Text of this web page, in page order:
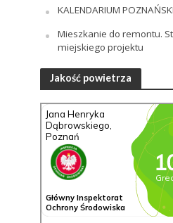
KALENDARIUM
Mieszkanie do remontu.
miejskiego projektu
Jakość powietrza